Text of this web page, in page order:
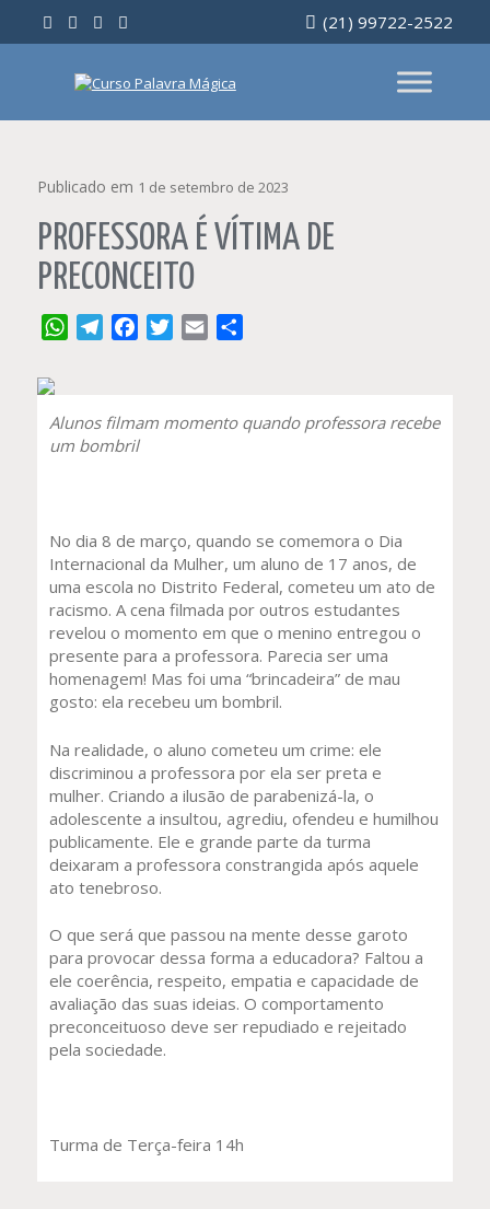
o
(21) 99722-2522
PROFESSORA É VÍTIMA DE
PRECONCEITO
Publicado em 1 de setembro de 2023
Alunos filmam momento quando professora recebe
um bombril
No dia 8 de março, quando se comemora o Dia
Internacional da Mulher, um aluno de 17 anos, de
uma escola no Distrito Federal, cometeu um ato de
racismo. A cena filmada por outros estudantes
revelou o momento em que o menino entregou o
presente para a professora. Parecia ser uma
homenagem! Mas foi uma “brincadeira” de mau
gosto: ela recebeu um bombril.
Na realidade, o aluno cometeu um crime: ele
discriminou a professora por ela ser preta e
mulher. Criando a ilusão de parabenizá-la, o
adolescente a insultou, agrediu, ofendeu e humilhou
publicamente. Ele e grande parte da turma
deixaram a professora constrangida após aquele
ato tenebroso.
O que será que passou na mente desse garoto
para provocar dessa forma a educadora? Faltou a
ele coerência, respeito, empatia e capacidade de
avaliação das suas ideias. O comportamento
preconceituoso deve ser repudiado e rejeitado
pela sociedade.
Turma de Terça-feira 14h